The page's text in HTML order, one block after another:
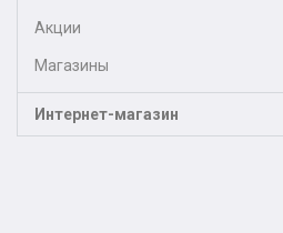
Акции
Магазины
Интернет-магазин